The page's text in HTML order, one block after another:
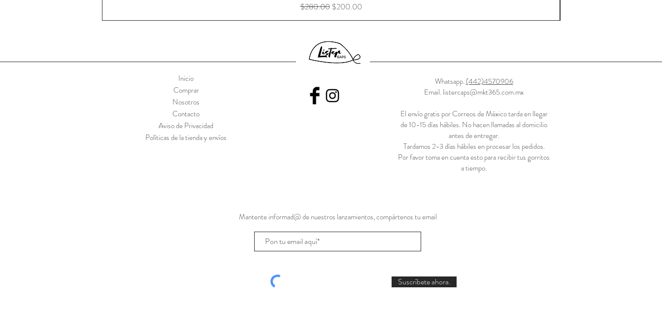
Precio
$280.00 Precio de oferta
$200.00
Inicio
Comprar
Nosotros
Contacto
Aviso de Privacidad
Políticas de la tienda y envíos
Whatsapp.(442)4570906
Email. listercaps@mkt365.com.mx
El envío gratis por Correos de México tarda en llegar
de 10-15 días hábiles. No hacen llamadas al domicilio
antes de entregar.
Tardamos 2-3 días hábiles en procesar los pedidos.
Por favor toma en cuenta esto para recibir tus gorritos
a tiempo.
Mantente informad@ de nuestros lanzamientos, compártenos tu email
Suscríbete ahora.